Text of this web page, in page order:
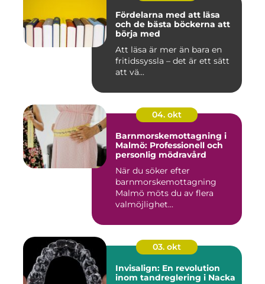
Fördelarna med att läsa
och de bästa böckerna att
börja med
Att läsa är mer än bara en
fritidssyssla – det är ett sätt
att vä...
04. okt
Barnmorskemottagning i
Malmö: Professionell och
personlig mödravård
När du söker efter
barnmorskemottagning
Malmö möts du av flera
valmöjlighet...
03. okt
Invisalign: En revolution
inom tandreglering i Nacka